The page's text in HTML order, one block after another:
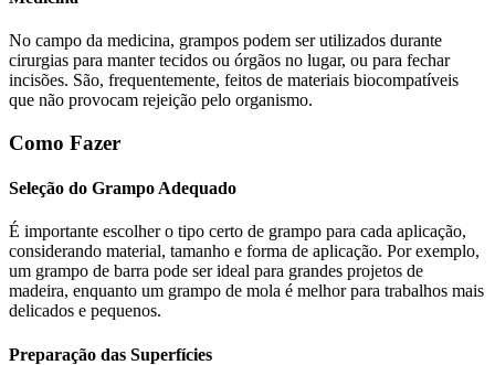
No campo da medicina, grampos podem ser utilizados durante
cirurgias para manter tecidos ou órgãos no lugar, ou para fechar
incisões. São, frequentemente, feitos de materiais biocompatíveis
que não provocam rejeição pelo organismo.
Como Fazer
Seleção do Grampo Adequado
É importante escolher o tipo certo de grampo para cada aplicação,
considerando material, tamanho e forma de aplicação. Por exemplo,
um grampo de barra pode ser ideal para grandes projetos de
madeira, enquanto um grampo de mola é melhor para trabalhos mais
delicados e pequenos.
Preparação das Superfícies